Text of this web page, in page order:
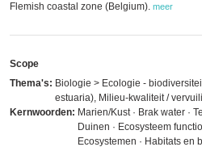
Flemish coastal zone (Belgium). meer
Scope
Thema's: Biologie > Ecologie -
estuaria), Milieu-kwaliteit /
Kernwoorden: Marien/Kust · Brak water ·
Duinen · Ecosysteem
Ecosystemen · Habitats en